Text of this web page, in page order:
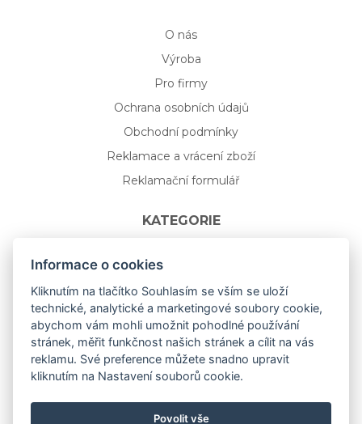
O nás
Výroba
Pro firmy
Ochrana osobních údajů
Obchodní podmínky
Reklamace a vrácení zboží
Reklamační formulář
KATEGORIE
Nápojové sklo
Bydlení
Dárkový poukaz na míru
Mystery box
Kolekce
NOVÁ rozkvetlá KOLEKCE 🌸🌼
Informace o cookies
Kliknutím na tlačítko Souhlasím se vším se uloží
technické, analytické a marketingové soubory cookie,
abychom vám mohli umožnit pohodlné používání
stránek, měřit funkčnost našich stránek a cílit na vás
reklamu. Své preference můžete snadno upravit
kliknutím na Nastavení souborů cookie.
Povolit vše